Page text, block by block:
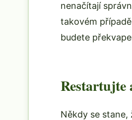
nenačítají
takovém
budete
Restartujte
Někdy se